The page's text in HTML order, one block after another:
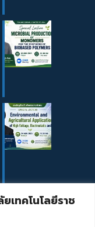
เทคโนโลยีราช